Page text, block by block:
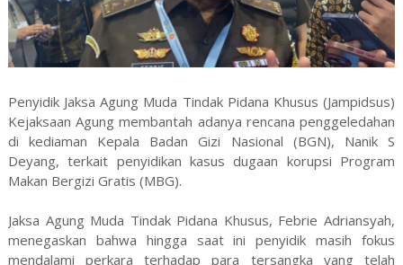
Penyidik Jaksa Agung Muda Tindak Pidana Khusus (Jampidsus)
Kejaksaan Agung membantah adanya rencana penggeledahan
di kediaman Kepala Badan Gizi Nasional (BGN), Nanik S
Deyang, terkait penyidikan kasus dugaan korupsi Program
Makan Bergizi Gratis (MBG).
Jaksa Agung Muda Tindak Pidana Khusus, Febrie Adriansyah,
menegaskan bahwa hingga saat ini penyidik masih fokus
mendalami perkara terhadap para tersangka yang telah